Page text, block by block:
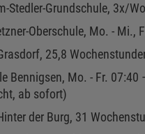
Stedler-Grundschule, 3x/
Oberschule, Mo. - Mi.,
25,8
Bennigsen, Mo. - Fr.
ab sofort)
der Burg, 31